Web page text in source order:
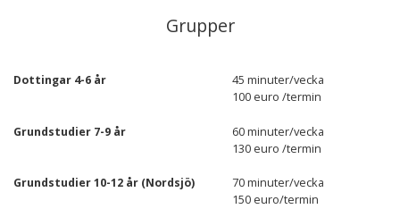
Grupper
Dottingar 4-6 år
Grundstudier 7-9 år
45 minuter/vecka
100 euro /termin
60 minuter/vecka
130 euro /termin
Grundstudier 10-12 år (Nordsjö)
70 minuter/vecka
150 euro/termin